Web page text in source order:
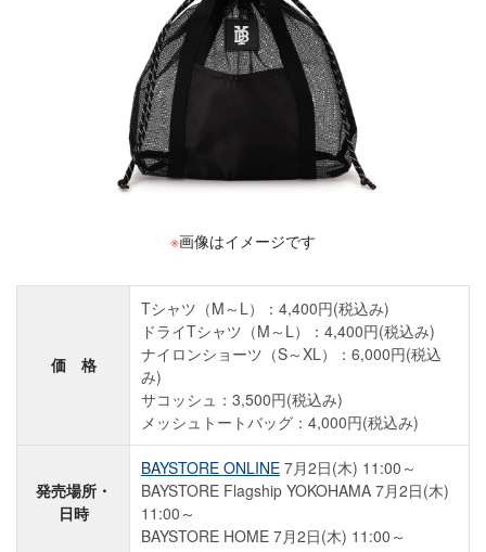
※画像はイメージです
価 格
Tシャツ（M～L）：4,400円(税込み)
ドライTシャツ（M～L）：4,400円(税込み)
ナイロンショーツ（S～XL）：6,000円(税込
み)
サコッシュ：3,500円(税込み)
メッシュトートバッグ：4,000円(税込み)
発売場所・
日時
BAYSTORE ONLINE 7月2日(木) 11:00～
BAYSTORE Flagship YOKOHAMA 7月2日(木)
11:00～
BAYSTORE HOME 7月2日(木) 11:00～